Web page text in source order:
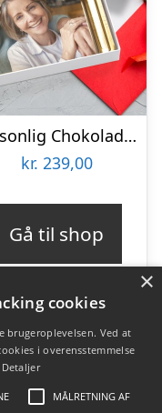
Personlig Chokoladeplade med Billede
kr. 239,00
Gå til shop
×
cookies
brugeroplevelsen. Ved at
i overensstemmelse
Detaljer
MÅLRETNING AF